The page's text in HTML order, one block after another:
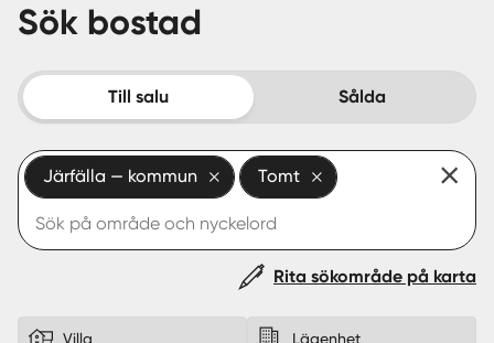
Sälja
Köpa
Start
Logga in
Sök bostad
Till salu Sålda
Järfälla — kommun Tomt
Rita sökområde på karta
Villa Lägenhet